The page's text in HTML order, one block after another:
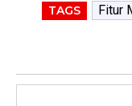
TAGS Fitur